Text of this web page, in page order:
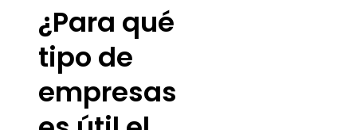
¿Para qué
tipo de
empresas